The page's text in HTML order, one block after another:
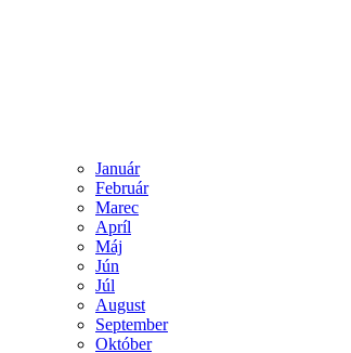
Január
Február
Marec
Apríl
Máj
Jún
Júl
August
September
Október